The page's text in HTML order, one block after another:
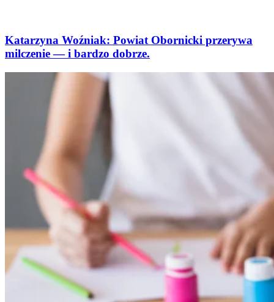
Katarzyna Woźniak: Powiat Obornicki przerywa
milczenie — i bardzo dobrze.